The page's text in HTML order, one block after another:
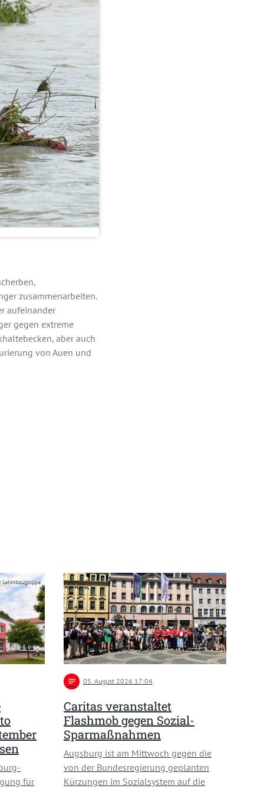
zusammenarbeiten.
aufeinander
gegen extreme
aber auch
von Auen und
für
notes 05. August 2026 17:04
Caritas veranstaltet
Flashmob gegen Sozial-
Sparmaßnahmen
Augsburg ist am Mittwoch gegen die
von der Bundesregierung geplanten
Kürzungen im Sozialsystem auf die